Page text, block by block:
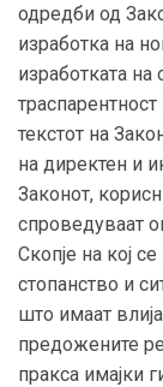
одредби од
изработка на
изработката
текстот на
на директен и
Законот,
спроведуваат
Скопје на кој
стопанство и
што имаат
предожените
пракса имајки